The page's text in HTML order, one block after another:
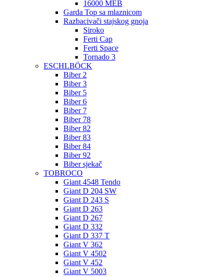
16000 MEB
Garda Top sa mlaznicom
Razbacivači stajskog gnoja
Siroko
Ferti Cap
Ferti Space
Tornado 3
ESCHLBÖCK
Biber 2
Biber 3
Biber 5
Biber 6
Biber 7
Biber 78
Biber 82
Biber 83
Biber 84
Biber 92
Biber sjekač
TOBROCO
Giant 4548 Tendo
Giant D 204 SW
Giant D 243 S
Giant D 263
Giant D 267
Giant D 332
Giant D 337 T
Giant V 362
Giant V 4502
Giant V 452
Giant V 5003